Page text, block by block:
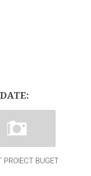
SERVICII ONLINE
PROIECT BUGET